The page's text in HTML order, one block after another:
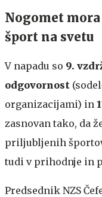
Nogomet
šport na svetu
V napadu so 9.
odgovornost
organizacijami) in
zasnovan tako, da
priljubljenih
tudi v prihodnje in
Predsednik NZS